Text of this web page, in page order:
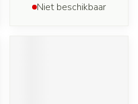
Niet beschikbaar